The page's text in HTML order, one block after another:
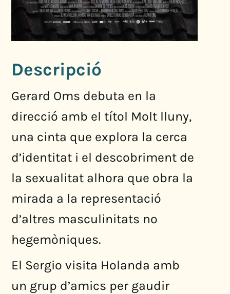
Descripció
Gerard Oms debuta en la
direcció amb el títol Molt lluny,
una cinta que explora la cerca
d’identitat i el descobriment de
la sexualitat alhora que obra la
mirada a la representació
d’altres masculinitats no
hegemòniques.
El Sergio visita Holanda amb
un grup d’amics per gaudir